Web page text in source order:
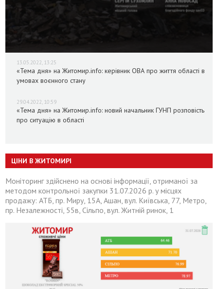
13.05.2022, 13:25
«Тема дня» на Житомир.info: керівник ОВА про життя області в
умовах воєнного стану
29.04.2022, 10:59
«Тема дня» на Житомир.info: новий начальник ГУНП розповість
про ситуацію в області
ЦІНИ В ЖИТОМИРІ
Моніторинг здійснено на основі інформації, отриманої за
методом контрольної закупки 31.07.2026 р. у місцях
продажу: АТБ, пр. Миру, 15А, Ашан, вул. Київська, 77, Метро,
пр. Незалежності, 55в, Сільпо, вул. Житній ринок, 1